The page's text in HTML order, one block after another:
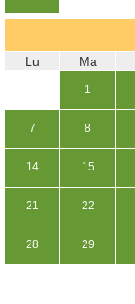
Lu Ma
1
7 8
14 15
21 22
28 29